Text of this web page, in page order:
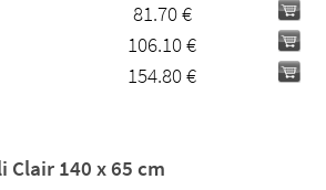
81.70 €
106.10 €
154.80 €
Clair 140 x 65 cm